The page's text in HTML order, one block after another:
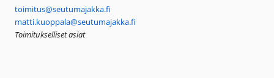
toimitus@seutumajakka.fi
matti.kuoppala@seutumajakka.fi
Toimitukselliset asiat